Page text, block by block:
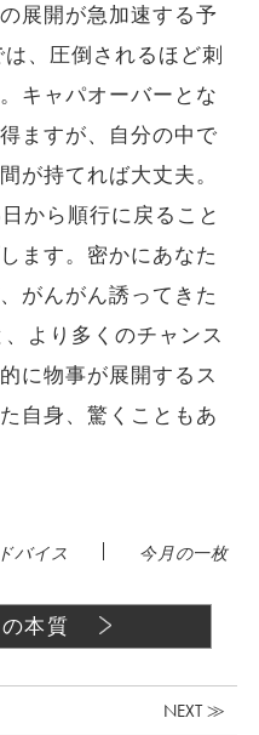
展開が急加速する予
、圧倒されるほど刺
キャパオーバーとな
ますが、自分の中で
が持てれば大丈夫。
から順行に戻ること
ます。密かにあなた
がんがん誘ってきた
より多くのチャンス
に物事が展開するス
自身、驚くこともあ
バイス | 今月の一枚
本質
NEXT ≫